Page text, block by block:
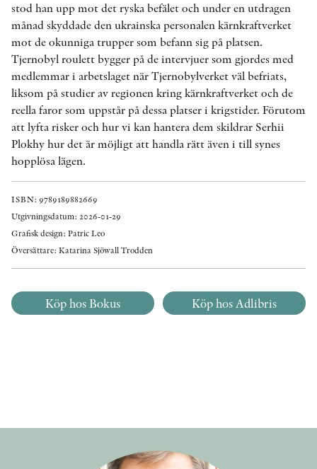
stod han upp mot det ryska befälet och under en utdragen
månad skyddade den ukrainska personalen kärnkraftverket
mot de okunniga trupper som befann sig på platsen.
Tjernobyl roulett bygger på de intervjuer som gjordes med
medlemmar i arbetslaget när Tjernobylverket väl befriats,
liksom på studier av regionen kring kärnkraftverket och de
reella faror som uppstår på dessa platser i krigstider. Förutom
att lyfta risker och hur vi kan hantera dem skildrar Serhii
Plokhy hur det är möjligt att handla rätt även i till synes
hopplösa lägen.
ISBN: 9789189882669
Utgivningsdatum: 2026-01-29
Grafisk design: Patric Leo
Översättare: Katarina Sjöwall Trodden
Köp hos Bokus Köp hos Adlibris